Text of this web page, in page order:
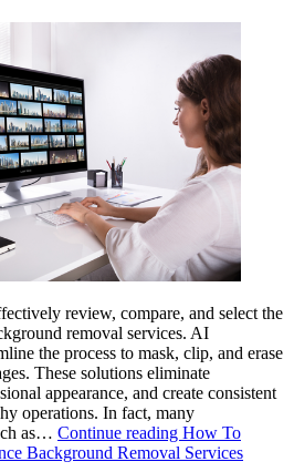
review, compare, and select the
removal services. AI
the process to mask, clip, and erase
These solutions eliminate
appearance, and create consistent
operations. In fact, many
as… Continue reading How To
Background Removal Services